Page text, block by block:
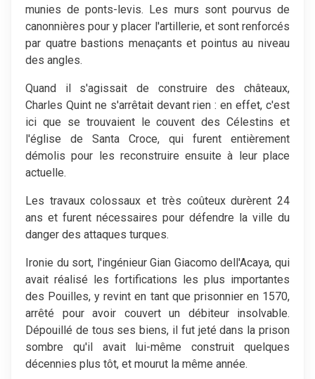
munies de ponts-levis. Les murs sont pourvus de
canonnières pour y placer l'artillerie, et sont renforcés
par quatre bastions menaçants et pointus au niveau
des angles.
Quand il s'agissait de construire des châteaux,
Charles Quint ne s'arrêtait devant rien : en effet, c'est
ici que se trouvaient le couvent des Célestins et
l'église de Santa Croce, qui furent entièrement
démolis pour les reconstruire ensuite à leur place
actuelle.
Les travaux colossaux et très coûteux durèrent 24
ans et furent nécessaires pour défendre la ville du
danger des attaques turques.
Ironie du sort, l'ingénieur Gian Giacomo dell'Acaya, qui
avait réalisé les fortifications les plus importantes
des Pouilles, y revint en tant que prisonnier en 1570,
arrêté pour avoir couvert un débiteur insolvable.
Dépouillé de tous ses biens, il fut jeté dans la prison
sombre qu'il avait lui-même construit quelques
décennies plus tôt, et mourut la même année.